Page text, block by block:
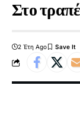
Στο
2 Έτη Ago